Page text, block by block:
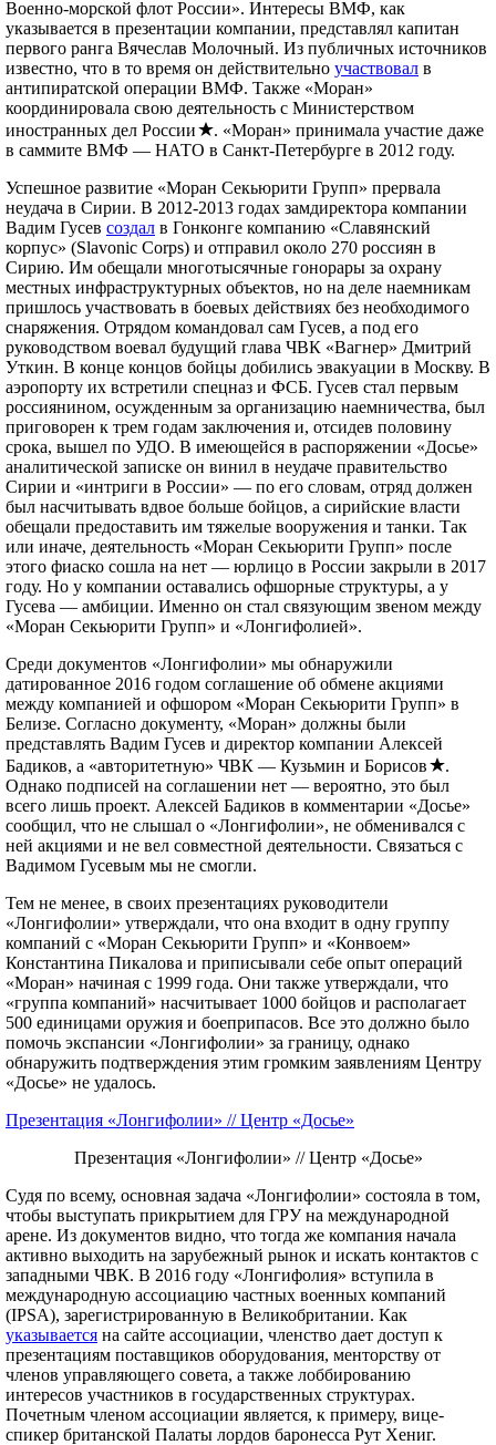
Военно-морской флот России». Интересы ВМФ, как
указывается в презентации компании, представлял капитан
первого ранга Вячеслав Молочный. Из публичных источников
известно, что в то время он действительно участвовал в
антипиратской операции ВМФ. Также «Моран»
координировала свою деятельность с Министерством
иностранных дел России
. «Моран» принимала участие даже
в саммите ВМФ — НАТО в Санкт-Петербурге в 2012 году.
Успешное развитие «Моран Секьюрити Групп» прервала
неудача в Сирии. В 2012-2013 годах замдиректора компании
Вадим Гусев создал в Гонконге компанию «Славянский
корпус» (Slavonic Corps) и отправил около 270 россиян в
Сирию. Им обещали многотысячные гонорары за охрану
местных инфраструктурных объектов, но на деле наемникам
пришлось участвовать в боевых действиях без необходимого
снаряжения. Отрядом командовал сам Гусев, а под его
руководством воевал будущий глава ЧВК «Вагнер» Дмитрий
Уткин. В конце концов бойцы добились эвакуации в Москву. В
аэропорту их встретили спецназ и ФСБ. Гусев стал первым
россиянином, осужденным за организацию наемничества, был
приговорен к трем годам заключения и, отсидев половину
срока, вышел по УДО. В имеющейся в распоряжении «Досье»
аналитической записке он винил в неудаче правительство
Сирии и «интриги в России» — по его словам, отряд должен
был насчитывать вдвое больше бойцов, а сирийские власти
обещали предоставить им тяжелые вооружения и танки. Так
или иначе, деятельность «Моран Секьюрити Групп» после
этого фиаско сошла на нет — юрлицо в России закрыли в 2017
году. Но у компании оставались офшорные структуры, а у
Гусева — амбиции. Именно он стал связующим звеном между
«Моран Секьюрити Групп» и «Лонгифолией».
Среди документов «Лонгифолии» мы обнаружили
датированное 2016 годом соглашение об обмене акциями
между компанией и офшором «Моран Секьюрити Групп» в
Белизе. Согласно документу, «Моран» должны были
представлять Вадим Гусев и директор компании Алексей
Бадиков, а «авторитетную» ЧВК — Кузьмин и Борисов
.
Однако подписей на соглашении нет — вероятно, это был
всего лишь проект. Алексей Бадиков в комментарии «Досье»
сообщил, что не слышал о «Лонгифолии», не обменивался с
ней акциями и не вел совместной деятельности. Связаться с
Вадимом Гусевым мы не смогли.
Тем не менее, в своих презентациях руководители
«Лонгифолии» утверждали, что она входит в одну группу
компаний с «Моран Секьюрити Групп» и «Конвоем»
Константина Пикалова и приписывали себе опыт операций
«Моран» начиная с 1999 года. Они также утверждали, что
«группа компаний» насчитывает 1000 бойцов и располагает
500 единицами оружия и боеприпасов. Все это должно было
помочь экспансии «Лонгифолии» за границу, однако
обнаружить подтверждения этим громким заявлениям Центру
«Досье» не удалось.
Презентация «Лонгифолии» // Центр «Досье»
Презентация «Лонгифолии» // Центр «Досье»
Судя по всему, основная задача «Лонгифолии» состояла в том,
чтобы выступать прикрытием для ГРУ на международной
арене. Из документов видно, что тогда же компания начала
активно выходить на зарубежный рынок и искать контактов с
западными ЧВК. В 2016 году «Лонгифолия» вступила в
международную ассоциацию частных военных компаний
(IPSA), зарегистрированную в Великобритании. Как
указывается на сайте ассоциации, членство дает доступ к
презентациям поставщиков оборудования, менторству от
членов управляющего совета, а также лоббированию
интересов участников в государственных структурах.
Почетным членом ассоциации является, к примеру, вице-
спикер британской Палаты лордов баронесса Рут Хениг.